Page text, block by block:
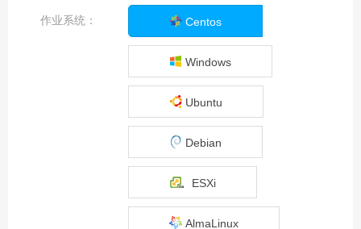
香港E5-2683V4*2-
64G-1000GSSD/30MCN2
香港E5-2696V4*2-
香港金牌6138*2-64G-
1000G SSD/30MCN2
香港Platinum 8380*2-
128G-1000G
NVME/30MCN2
作业系统： Centos
Windows
Ubuntu
Debian
ESXi
AlmaLinux